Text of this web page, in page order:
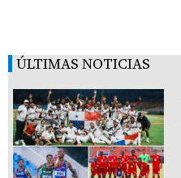
ÚLTIMAS NOTICIAS